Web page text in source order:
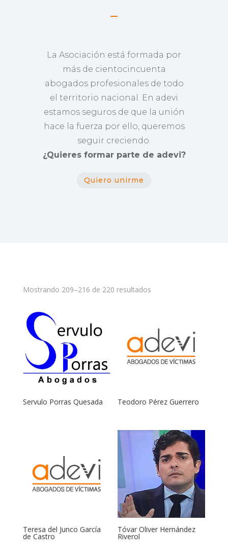
La Asociación está formada por
más de cientocincuenta
abogados profesionales de todo
el territorio nacional. En adevi
estamos seguros de que la unión
hace la fuerza por ello, queremos
seguir creciendo.
¿Quieres formar parte de adevi?
Quiero unirme
Mostrando 209–216 de 220 resultados
Servulo Porras Quesada Teodoro Pérez Guerrero
Teresa del Junco García
de Castro
Tóvar Oliver Hernández
Riverol